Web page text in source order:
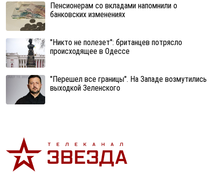
Пенсионерам со вкладами напомнили о
банковских изменениях
"Никто не полезет": британцев потрясло
происходящее в Одессе
"Перешел все границы". На Западе возмутились
выходкой Зеленского